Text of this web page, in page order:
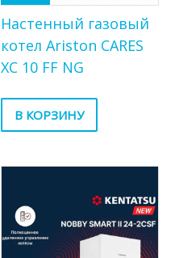
Настенный газовый
котел Ariston CARES
XC 10 FF NG
В КОРЗИНУ